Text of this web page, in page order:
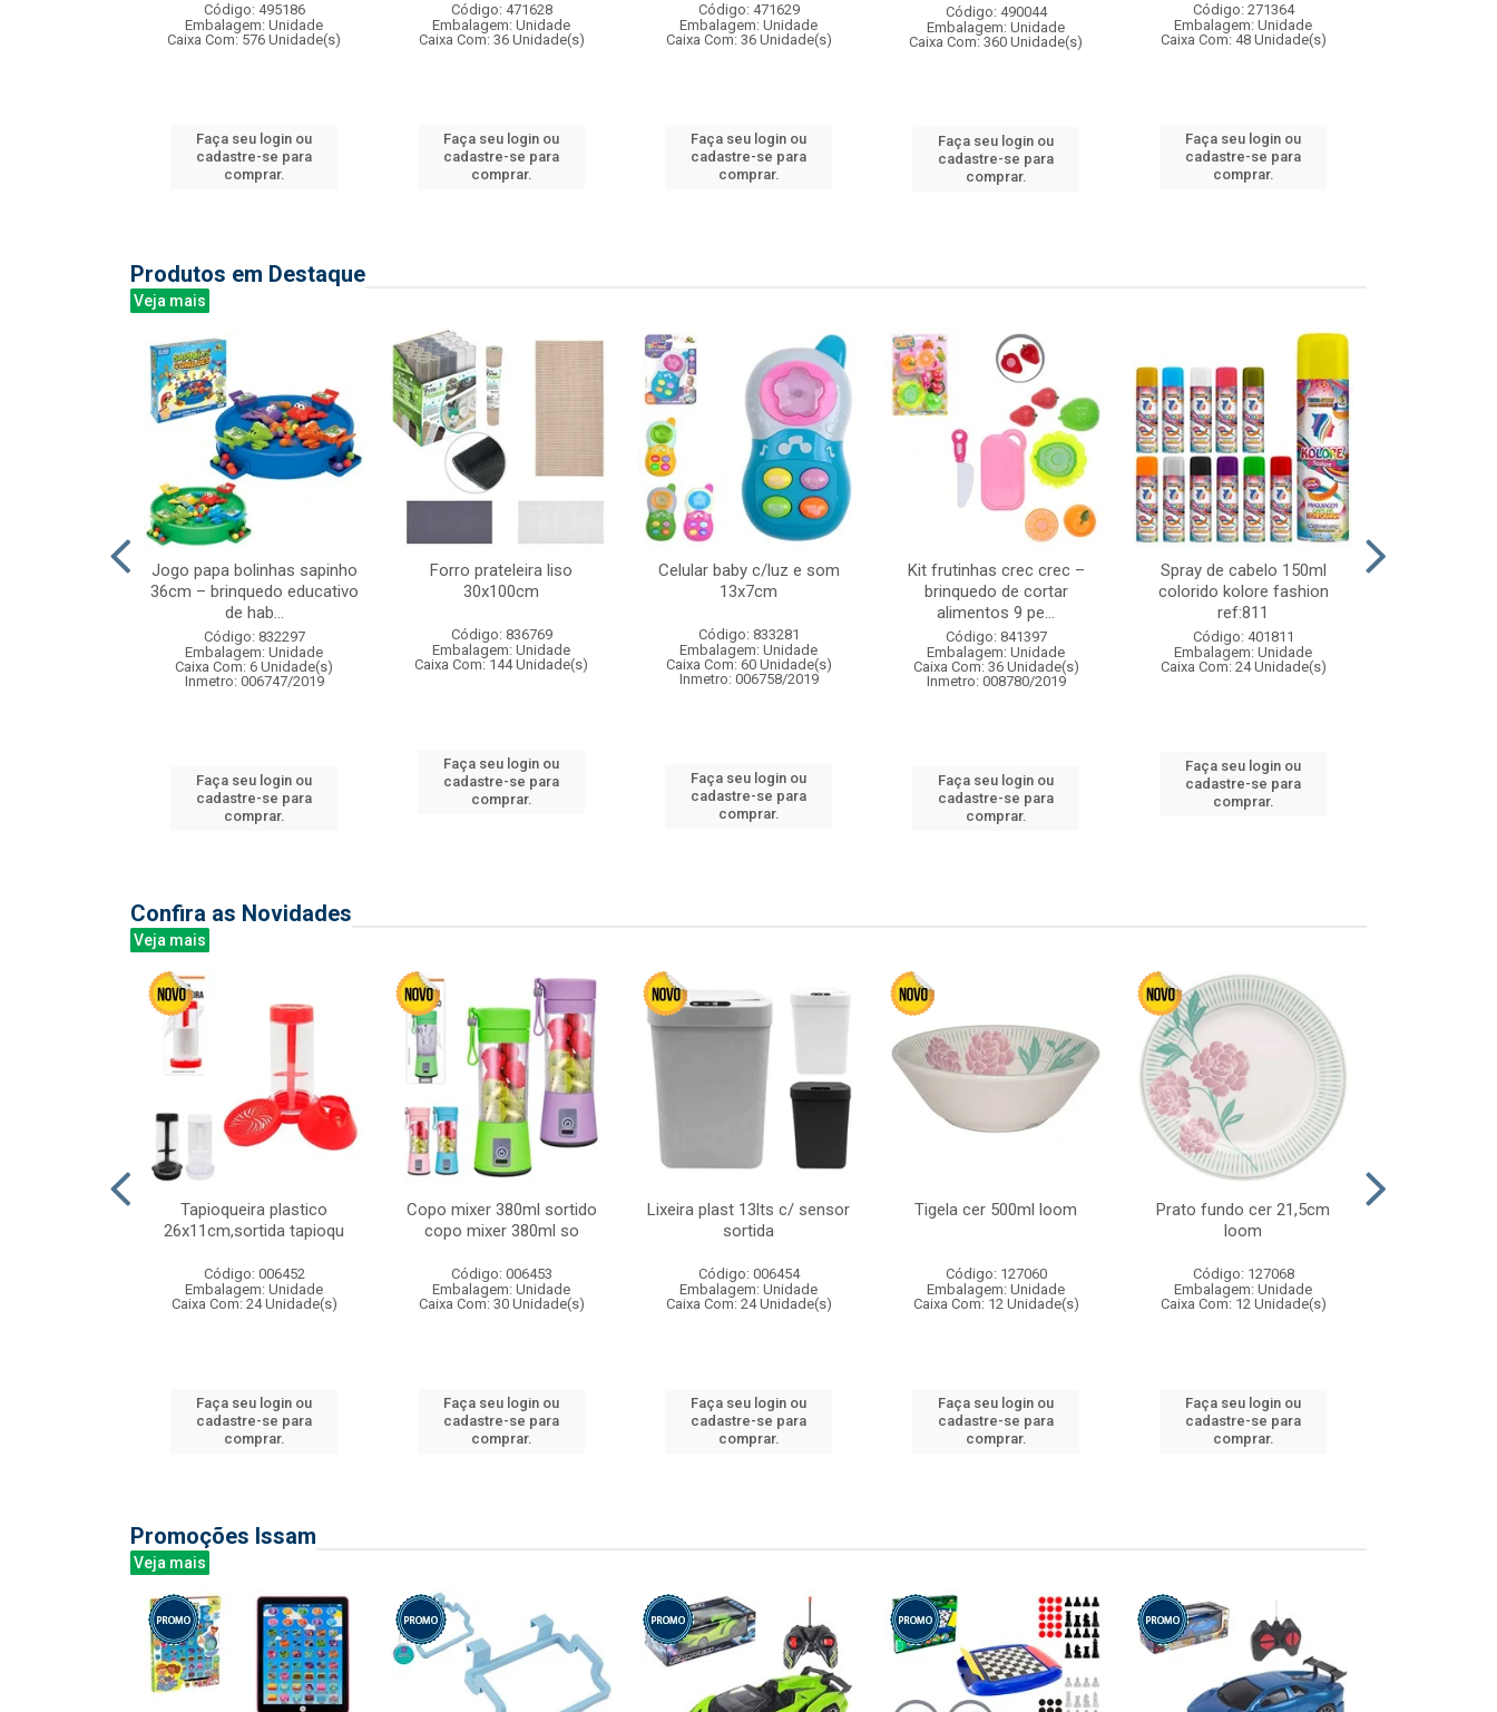
Código: 495186
Embalagem: Unidade
Caixa Com: 576 Unidade(s)
Faça seu login ou
cadastre-se para
comprar.
Código: 471628
Embalagem: Unidade
Caixa Com: 36 Unidade(s)
Faça seu login ou
cadastre-se para
comprar.
Código: 471629
Embalagem: Unidade
Caixa Com: 36 Unidade(s)
Faça seu login ou
cadastre-se para
comprar.
Código: 490044
Embalagem: Unidade
Caixa Com: 360 Unidade(s)
Faça seu login ou
cadastre-se para
comprar.
Código: 271364
Embalagem: Unidade
Caixa Com: 48 Unidade(s)
Faça seu login ou
cadastre-se para
comprar.
Produtos em Destaque
Veja mais
Jogo papa bolinhas sapinho
36cm – brinquedo educativo
de hab...
Código: 832297
Embalagem: Unidade
Caixa Com: 6 Unidade(s)
Inmetro: 006747/2019
Faça seu login ou
cadastre-se para
comprar.
Forro prateleira liso
30x100cm
Código: 836769
Embalagem: Unidade
Caixa Com: 144 Unidade(s)
Faça seu login ou
cadastre-se para
comprar.
Celular baby c/luz e som
13x7cm
Código: 833281
Embalagem: Unidade
Caixa Com: 60 Unidade(s)
Inmetro: 006758/2019
Faça seu login ou
cadastre-se para
comprar.
Kit frutinhas crec crec –
brinquedo de cortar
alimentos 9 pe...
Código: 841397
Embalagem: Unidade
Caixa Com: 36 Unidade(s)
Inmetro: 008780/2019
Faça seu login ou
cadastre-se para
comprar.
Spray de cabelo 150ml
colorido kolore fashion
ref:811
Código: 401811
Embalagem: Unidade
Caixa Com: 24 Unidade(s)
Faça seu login ou
cadastre-se para
comprar.
Confira as Novidades
Veja mais
Tapioqueira plastico
26x11cm,sortida tapioqu
Código: 006452
Embalagem: Unidade
Caixa Com: 24 Unidade(s)
Faça seu login ou
cadastre-se para
comprar.
Copo mixer 380ml sortido
copo mixer 380ml so
Código: 006453
Embalagem: Unidade
Caixa Com: 30 Unidade(s)
Faça seu login ou
cadastre-se para
comprar.
Lixeira plast 13lts c/ sensor
sortida
Código: 006454
Embalagem: Unidade
Caixa Com: 24 Unidade(s)
Faça seu login ou
cadastre-se para
comprar.
Tigela cer 500ml loom
Código: 127060
Embalagem: Unidade
Caixa Com: 12 Unidade(s)
Faça seu login ou
cadastre-se para
comprar.
Prato fundo cer 21,5cm
loom
Código: 127068
Embalagem: Unidade
Caixa Com: 12 Unidade(s)
Faça seu login ou
cadastre-se para
comprar.
Promoções Issam
Veja mais